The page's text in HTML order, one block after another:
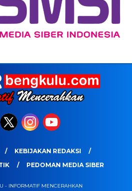
KEBIJAKAN REDAKSI
PEDOMAN MEDIA SIBER
- INFORMATIF MENCERAHKAN